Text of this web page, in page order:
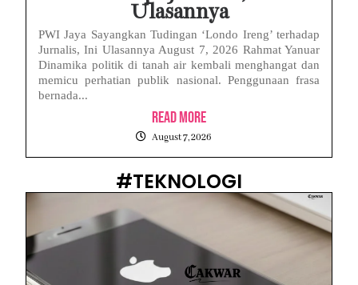
Ulasannya
PWI Jaya Sayangkan Tudingan ‘Londo Ireng’ terhadap
Jurnalis, Ini Ulasannya August 7, 2026 Rahmat Yanuar
Dinamika politik di tanah air kembali menghangat dan
memicu perhatian publik nasional. Penggunaan frasa
bernada...
Read More
August 7, 2026
#TEKNOLOGI